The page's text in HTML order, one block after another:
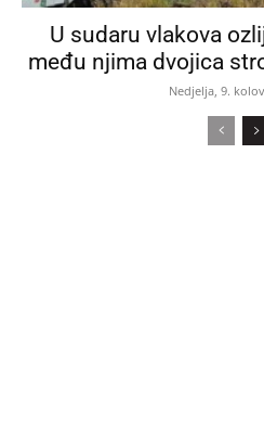
U sudaru vlakova
među njima dvojica
Nedjelja, 9.